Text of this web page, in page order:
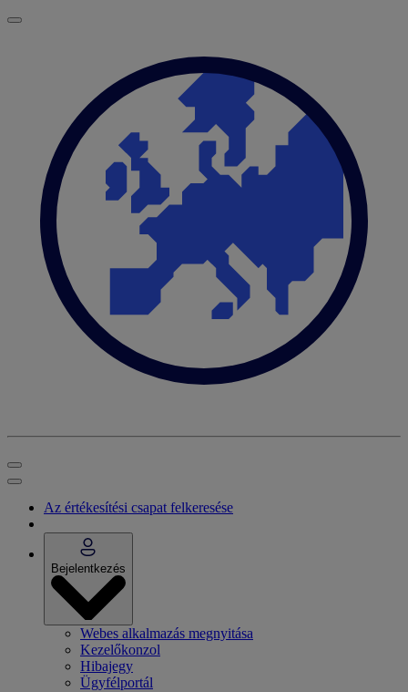
Az értékesítési csapat felkeresése
Bejelentkezés
Webes alkalmazás megnyitása
Kezelőkonzol
Hibajegy
Ügyfélportál